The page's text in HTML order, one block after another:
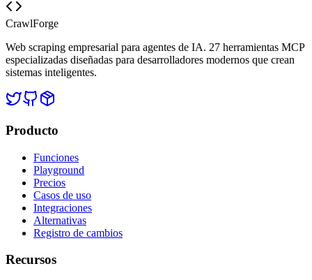
CrawlForge
Web scraping empresarial para agentes de IA. 27 herramientas MCP
especializadas diseñadas para desarrolladores modernos que crean
sistemas inteligentes.
Producto
Funciones
Playground
Precios
Casos de uso
Integraciones
Alternativas
Registro de cambios
Recursos